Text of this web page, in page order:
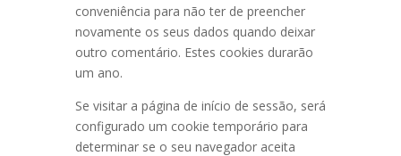
conveniência para não ter de preencher
novamente os seus dados quando deixar
outro comentário. Estes cookies durarão
um ano.
Se visitar a página de início de sessão, será
configurado um cookie temporário para
determinar se o seu navegador aceita